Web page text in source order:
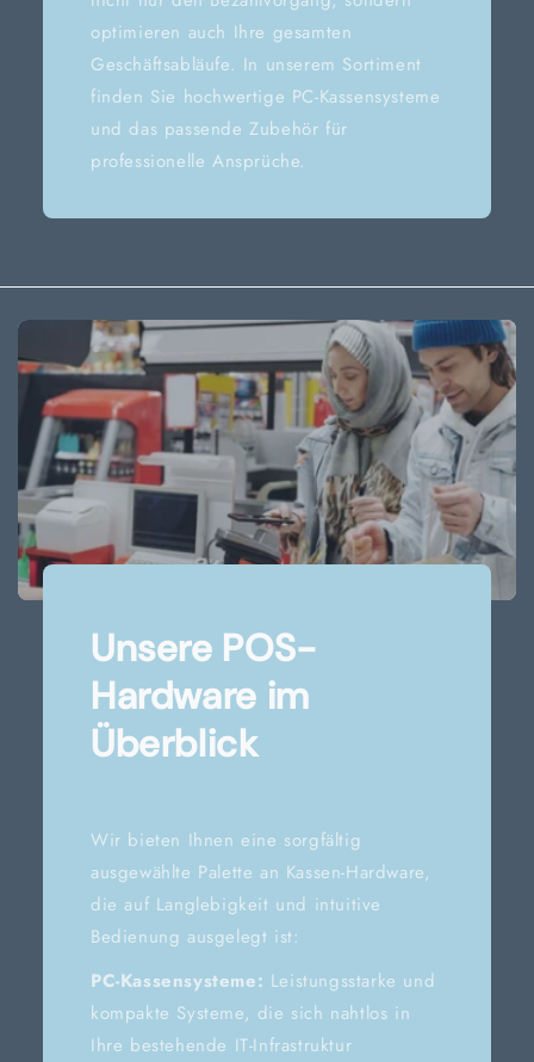
optimieren auch Ihre gesamten
Geschäftsabläufe. In unserem Sortiment
finden Sie hochwertige PC-Kassensysteme
und das passende Zubehör für
professionelle Ansprüche.
Unsere POS-
Hardware im
Überblick
Wir bieten Ihnen eine sorgfältig
ausgewählte Palette an Kassen-Hardware,
die auf Langlebigkeit und intuitive
Bedienung ausgelegt ist:
PC-Kassensysteme: Leistungsstarke und
kompakte Systeme, die sich nahtlos in
Ihre bestehende IT-Infrastruktur